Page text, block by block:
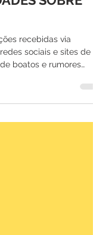
SOBRE
recebidas via
sociais e sites de
boatos e rumores